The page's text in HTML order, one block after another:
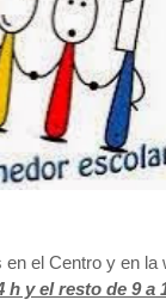
el Centro y en la
h y el resto de 9 a